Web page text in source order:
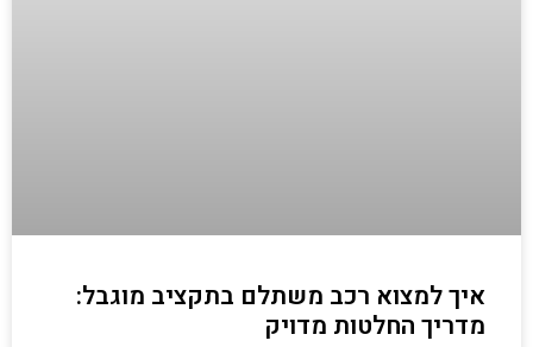
איך למצוא רכב משתלם בתקציב מוגבל:
מדריך החלטות מדויק